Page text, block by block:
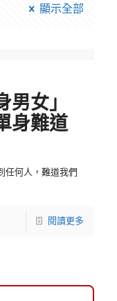
顯示全部
女」
身難道
任何人，難道我們
閱讀更多